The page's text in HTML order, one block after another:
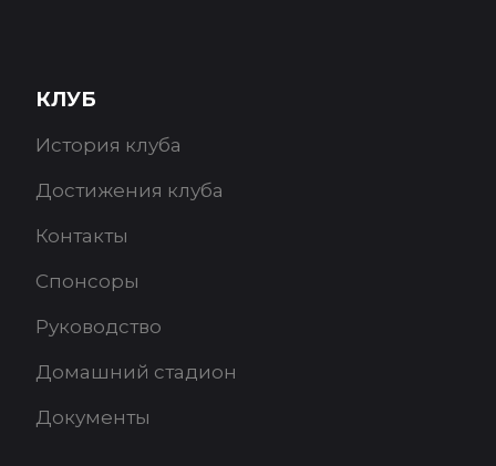
КЛУБ
История клуба
Достижения клуба
Контакты
Спонсоры
Руководство
Домашний стадион
Документы